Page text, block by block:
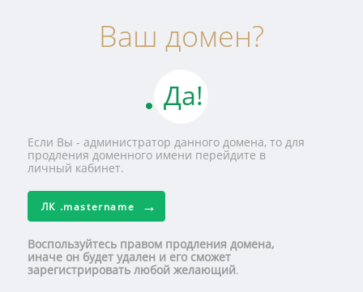
Ваш домен?
Да!
Если Вы - администратор данного домена, то для
продления доменного имени перейдите в
личный кабинет.
ЛК .mastername
Воспользуйтесь правом продления домена,
иначе он будет удален и его сможет
зарегистрировать любой желающий.